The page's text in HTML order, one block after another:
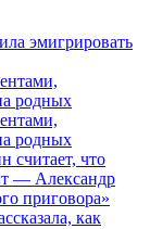
эмигрировать
родных
родных
считает, что
— Александр
приговора»
как